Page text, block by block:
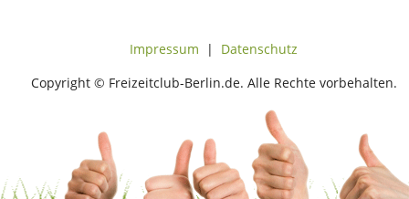
Impressum | Datenschutz
Copyright © Freizeitclub-Berlin.de. Alle Rechte vorbehalten.